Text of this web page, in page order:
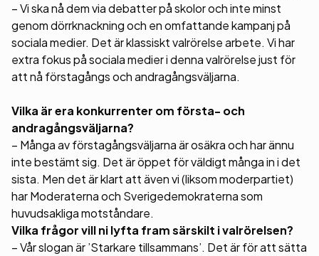
– Vi ska nå dem via debatter på skolor och inte minst
genom dörrknackning och en omfattande kampanj på
sociala medier. Det är klassiskt valrörelse arbete. Vi har
extra fokus på sociala medier i denna valrörelse just för
att nå förstagångs och andragångsväljarna.
Vilka är era konkurrenter om första- och
andragångsväljarna?
– Många av förstagångsväljarna är osäkra och har ännu
inte bestämt sig. Det är öppet för väldigt många in i det
sista. Men det är klart att även vi (liksom moderpartiet)
har Moderaterna och Sverigedemokraterna som
huvudsakliga motståndare.
Vilka frågor vill ni lyfta fram särskilt i valrörelsen?
– Vår slogan är ’Starkare tillsammans’. Det är för att sätta